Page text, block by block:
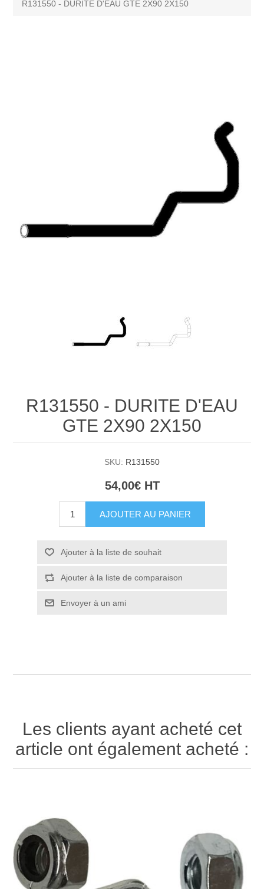
R131550 - DURITE D'EAU GTE 2X90 2X150
R131550 - DURITE D'EAU
GTE 2X90 2X150
SKU: R131550
54,00€ HT
AJOUTER AU PANIER
Ajouter à la liste de souhait
Ajouter à la liste de comparaison
Envoyer à un ami
Les clients ayant acheté cet
article ont également acheté :